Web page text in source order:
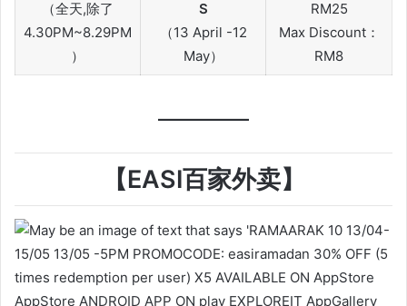
（全天,除了
4.30PM~8.29PM
）
S
（13 April -12
May）
RM25
Max Discount：
RM8
【EASI百家外卖】